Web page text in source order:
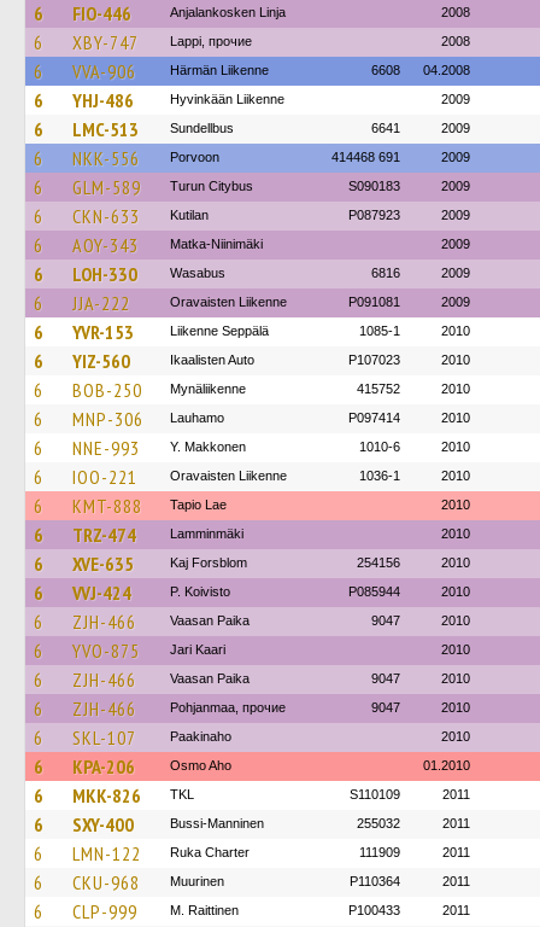
6 FIO-446 Anjalankosken Linja 2008
6 XBY-747 Lappi, прочие 2008
6 VVA-906 Härmän Liikenne 6608 04.2008
6 YHJ-486 Hyvinkään Liikenne 2009
6 LMC-513 Sundellbus 6641 2009
6 NKK-556 Porvoon 414468 691 2009
6 GLM-589 Turun Citybus S090183 2009
6 CKN-633 Kutilan P087923 2009
6 AOY-343 Matka-Niinimäki 2009
6 LOH-330 Wasabus 6816 2009
6 JJA-222 Oravaisten Liikenne P091081 2009
6 YVR-153 Liikenne Seppälä 1085-1 2010
6 YIZ-560 Ikaalisten Auto P107023 2010
6 BOB-250 Mynäliikenne 415752 2010
6 MNP-306 Lauhamo P097414 2010
6 NNE-993 Y. Makkonen 1010-6 2010
6 IOO-221 Oravaisten Liikenne 1036-1 2010
6 KMT-888 Tapio Lae 2010
6 TRZ-474 Lamminmäki 2010
6 XVE-635 Kaj Forsblom 254156 2010
6 VVJ-424 P. Koivisto P085944 2010
6 ZJH-466 Vaasan Paika 9047 2010
6 YVO-875 Jari Kaari 2010
6 ZJH-466 Vaasan Paika 9047 2010
6 ZJH-466 Pohjanmaa, прочие 9047 2010
6 SKL-107 Paakinaho 2010
6 KPA-206 Osmo Aho 01.2010
6 MKK-826 TKL S110109 2011
6 SXY-400 Bussi-Manninen 255032 2011
6 LMN-122 Ruka Charter 111909 2011
6 CKU-968 Muurinen P110364 2011
6 CLP-999 M. Raittinen P100433 2011